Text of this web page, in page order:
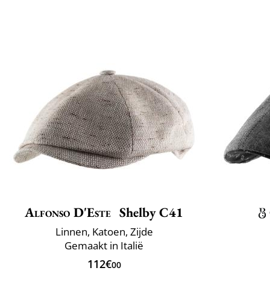
Alfonso D'Este Shelby C41
Linnen, Katoen, Zijde
Gemaakt in Italië
112€00